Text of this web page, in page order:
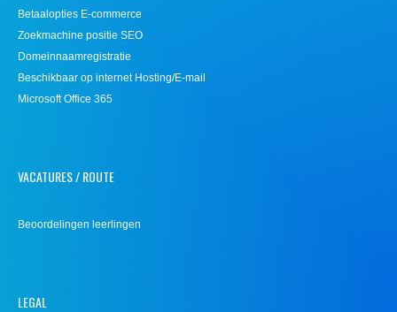
Betaalopties E-commerce
Zoekmachine positie SEO
Domeinnaamregistratie
Beschikbaar op internet Hosting/E-mail
Microsoft Office 365
VACATURES / ROUTE
Beoordelingen leerlingen
LEGAL